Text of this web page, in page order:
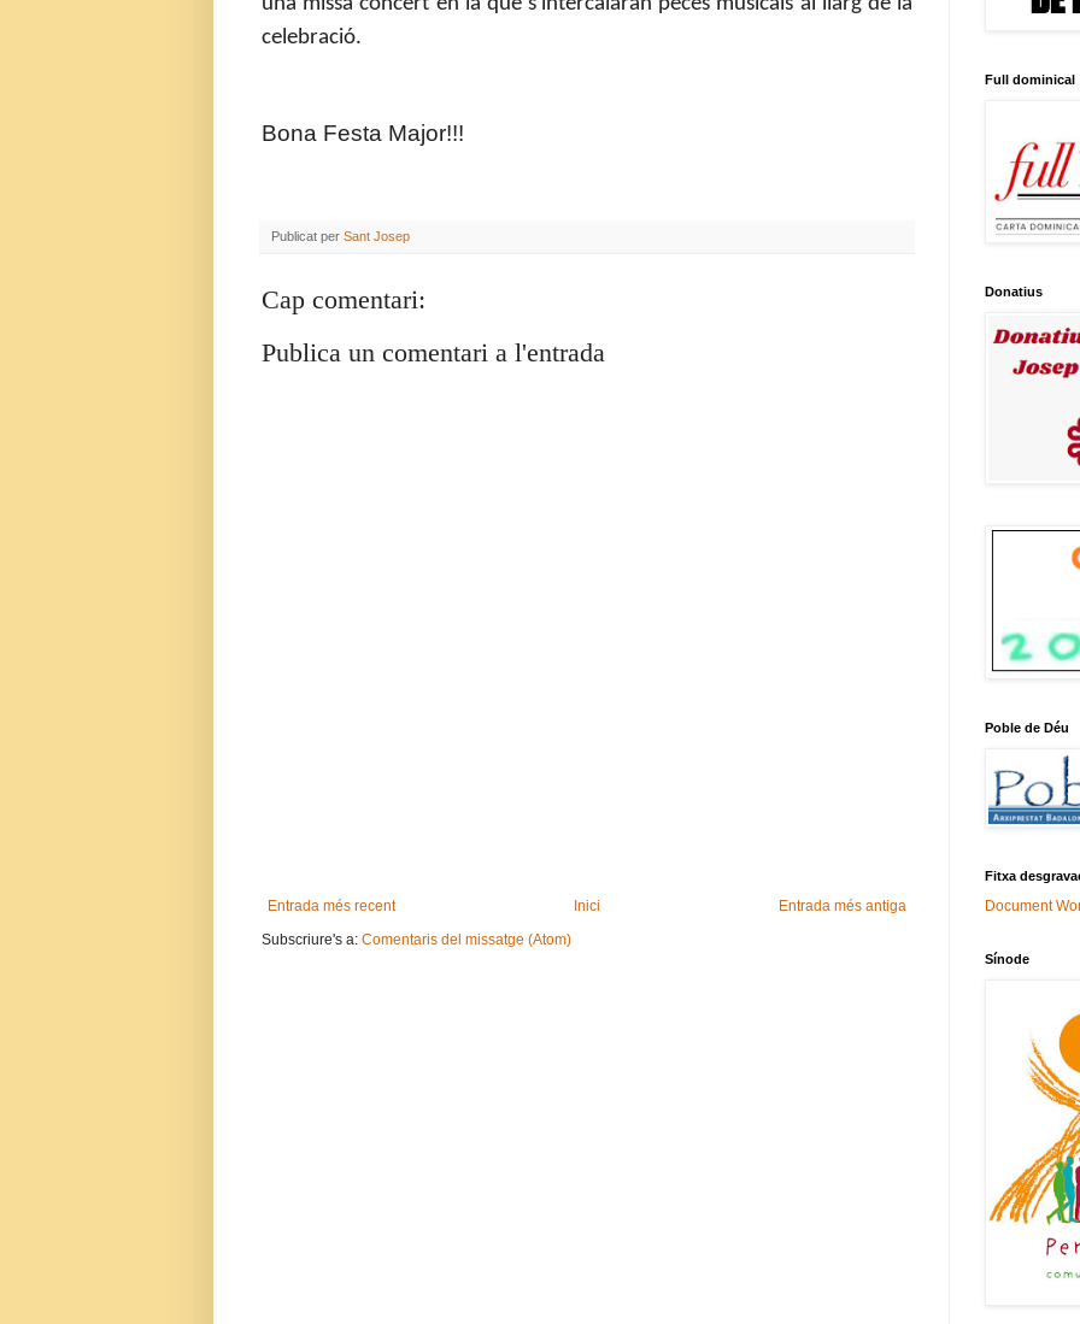
celebració.
Bona Festa Major!!!
Publicat per Sant Josep
Cap comentari:
Publica un comentari a l'entrada
Entrada més recent Entrada més antiga
Inici
Subscriure's a: Comentaris del missatge (Atom)
Full dominical
Donatius
Poble de Déu
Fitxa
Document
Sínode